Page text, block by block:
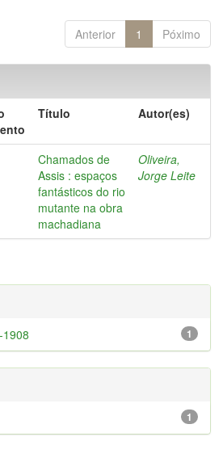
Anterior 1 Póximo
Título Autor(es)
Chamados de
Assis : espaços
fantásticos do rio
mutante na obra
machadiana
Oliveira,
Jorge Leite
1
1